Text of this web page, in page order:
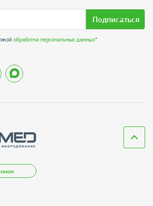
Подписаться
обработки персональных данных*